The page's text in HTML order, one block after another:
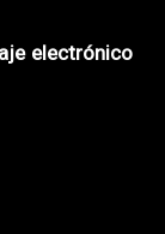
electrónico